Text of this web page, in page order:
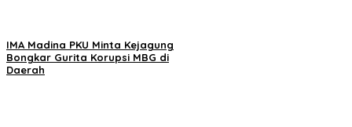
IMA Madina PKU Minta Kejagung
Bongkar Gurita Korupsi MBG di
Daerah